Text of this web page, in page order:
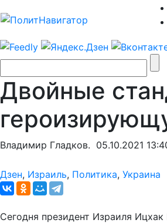
Двойные
Владимир Гладков. 05.10.2021
Дзен, Израиль, Политика, Украина
Сегодня президент Израиля